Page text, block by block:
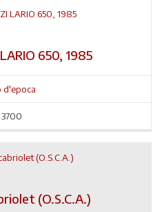
650, 1985
d'epoca
3700
(O.S.C.A.)